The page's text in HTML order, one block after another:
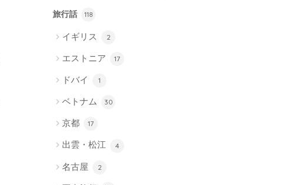
旅行話 118
イギリス 2
エストニア 17
ドバイ 1
ベトナム 30
京都 17
出雲・松江 4
名古屋 2